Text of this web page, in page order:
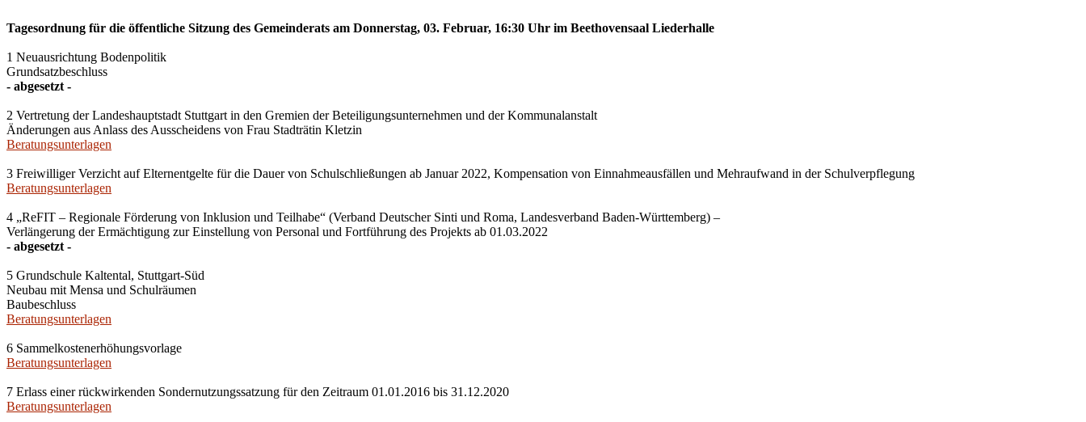
Tagesordnung für die öffentliche Sitzung des Gemeinderats am Donnerstag, 03. Februar, 16:30 Uhr im Beethovensaal Liederhalle
1 Neuausrichtung Bodenpolitik
Grundsatzbeschluss
- abgesetzt -
2 Vertretung der Landeshauptstadt Stuttgart in den Gremien der Beteiligungsunternehmen und der Kommunalanstalt
Änderungen aus Anlass des Ausscheidens von Frau Stadträtin Kletzin
Beratungsunterlagen
3 Freiwilliger Verzicht auf Elternentgelte für die Dauer von Schulschließungen ab Januar 2022, Kompensation von Einnahmeausfällen und Mehraufwand in der Schulverpflegung
Beratungsunterlagen
4 „ReFIT – Regionale Förderung von Inklusion und Teilhabe“ (Verband Deutscher Sinti und Roma, Landesverband Baden-Württemberg) –
Verlängerung der Ermächtigung zur Einstellung von Personal und Fortführung des Projekts ab 01.03.2022
- abgesetzt -
5 Grundschule Kaltental, Stuttgart-Süd
Neubau mit Mensa und Schulräumen
Baubeschluss
Beratungsunterlagen
6 Sammelkostenerhöhungsvorlage
Beratungsunterlagen
7 Erlass einer rückwirkenden Sondernutzungssatzung für den Zeitraum 01.01.2016 bis 31.12.2020
Beratungsunterlagen